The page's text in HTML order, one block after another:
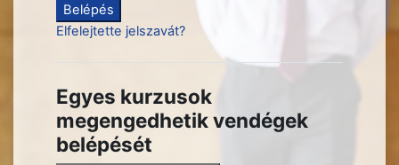
Belépés
Elfelejtette jelszavát?
Egyes kurzusok
megengedhetik vendégek
belépését